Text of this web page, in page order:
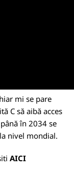
mi se pare
C să aibă acces
în 2034 se
nivel mondial.
AICI